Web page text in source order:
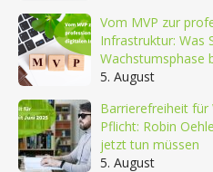
Vom MVP zur
Infrastruktur: Was
Wachstumsphase
5. August
Barrierefreiheit für
Pflicht: Robin
jetzt tun müssen
5. August